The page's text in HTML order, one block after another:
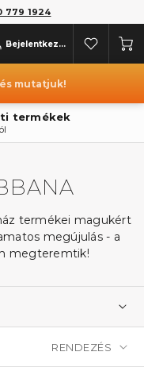
779 1924
Bejelentkezés
mutatjuk!
szállítás
is
termékei magukért
megújulás - a
megteremtik!